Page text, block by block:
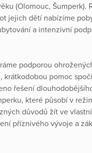
(Olomouc, Šumperk).
jejich dětí nabízíme
a intenzivní
podporou
krátkodobou pomoc
řešení
které působí v
důvodů žít ve
příznivého vývoje a